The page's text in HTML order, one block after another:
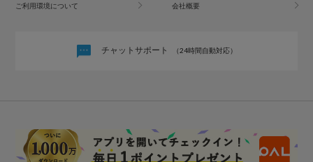
ご利用環境について 会社概要
チャットサポート （24時間自動対応）